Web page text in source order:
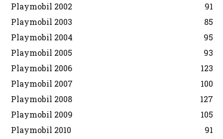
Playmobil 2002
91
Playmobil 2003
85
Playmobil 2004
95
Playmobil 2005
93
Playmobil 2006
123
Playmobil 2007
100
Playmobil 2008
127
Playmobil 2009
105
Playmobil 2010
91